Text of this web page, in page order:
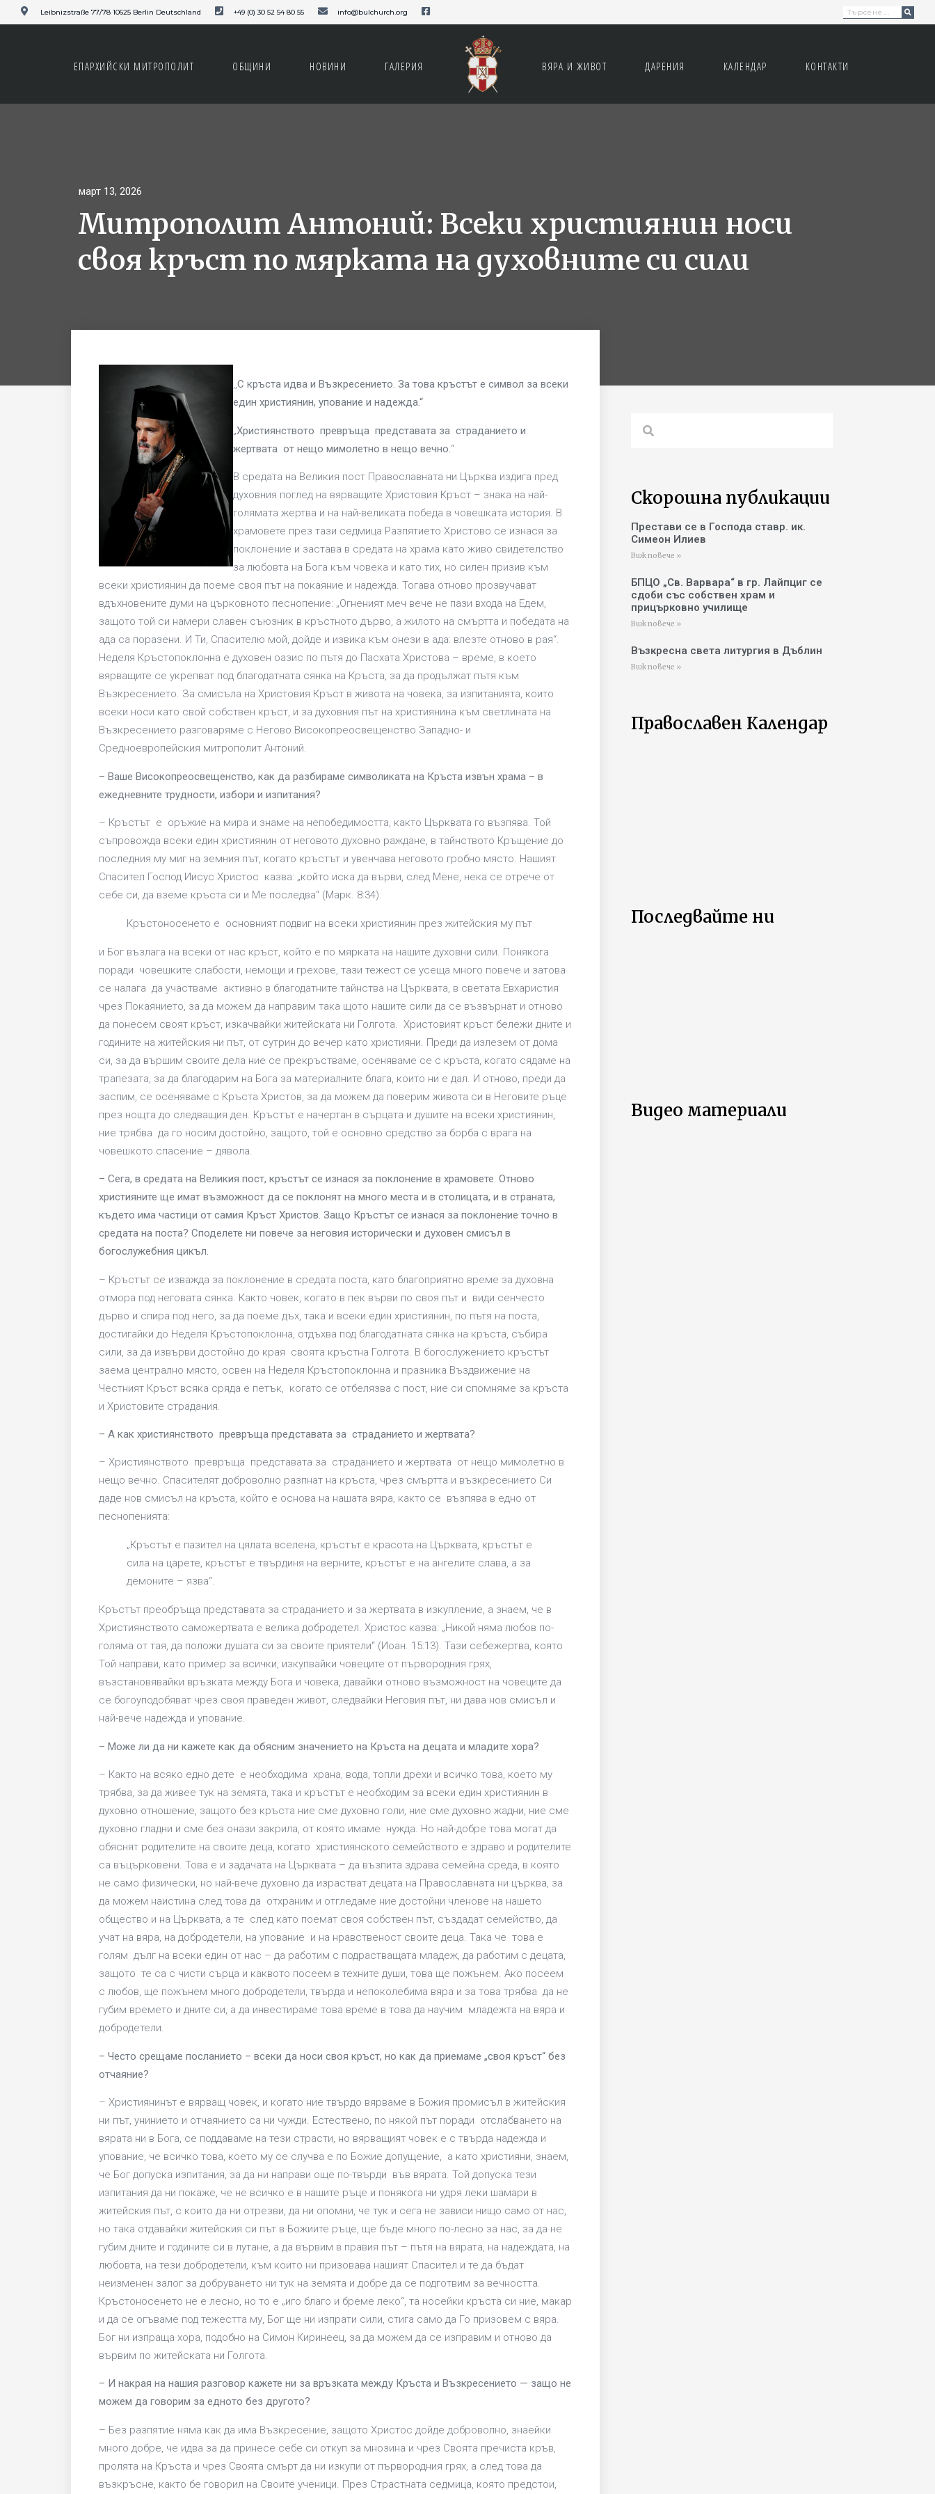
Leibnizstraße 77/78 10625 Berlin Deutschland +49 (0) 30 52 54 80 55 info@bulchurch.org
ЕПАРХИЙСКИ МИТРОПОЛИТ ОБЩИНИ НОВИНИ ГАЛЕРИЯ ВЯРА И ЖИВОТ ДАРEНИЯ КАЛЕНДАР КОНТАКТИ
март 13, 2026
Митрополит Антоний: Всеки християнин носи
своя кръст по мярката на духовните си сили
,,С кръста идва и Възкресението. За това кръстът е символ за всеки
един християнин, упование и надежда.“
„Християнството превръща представата за страданието и
жертвата от нещо мимолетно в нещо вечно.“
В средата на Великия пост Православната ни Църква издига пред
духовния поглед на вярващите Христовия Кръст – знака на най-
голямата жертва и на най-великата победа в човешката история. В
храмовете през тази седмица Разпятието Христово се изнася за
поклонение и застава в средата на храма като живо свидетелство
за любовта на Бога към човека и като тих, но силен призив към
всеки християнин да поеме своя път на покаяние и надежда. Тогава отново прозвучават
вдъхновените думи на църковното песнопение: „Огненият меч вече не пази входа на Едем,
защото той си намери славен съюзник в кръстното дърво, а жилото на смъртта и победата на
ада са поразени. И Ти, Спасителю мой, дойде и извика към онези в ада: влезте отново в рая“.
Неделя Кръстопоклонна е духовен оазис по пътя до Пасхата Христова – време, в което
вярващите се укрепват под благодатната сянка на Кръста, за да продължат пътя към
Възкресението. За смисъла на Христовия Кръст в живота на човека, за изпитанията, които
всеки носи като свой собствен кръст, и за духовния път на християнина към светлината на
Възкресението разговаряме с Негово Високопреосвещенство Западно- и
Средноевропейския митрополит Антоний.
– Ваше Високопреосвещенство, как да разбираме символиката на Кръста извън храма – в
ежедневните трудности, избори и изпитания?
– Кръстът е оръжие на мира и знаме на непобедимостта, както Църквата го възпява. Той
съпровожда всеки един християнин от неговото духовно раждане, в тайнството Кръщение до
последния му миг на земния път, когато кръстът и увенчава неговото гробно място. Нашият
Спасител Господ Иисус Христос казва: „който иска да върви, след Мене, нека се отрече от
себе си, да вземе кръста си и Ме последва“ (Марк. 8:34).
Кръстоносенето е основният подвиг на всеки християнин през житейския му път
и Бог възлага на всеки от нас кръст, който е по мярката на нашите духовни сили. Понякога
поради човешките слабости, немощи и грехове, тази тежест се усеща много повече и затова
се налага да участваме активно в благодатните тайнства на Църквата, в светата Евхаристия
чрез Покаянието, за да можем да направим така щото нашите сили да се възвърнат и отново
да понесем своят кръст, изкачвайки житейската ни Голгота. Христовият кръст бележи дните и
годините на житейския ни път, от сутрин до вечер като християни. Преди да излезем от дома
си, за да вършим своите дела ние се прекръстваме, осеняваме се с кръста, когато сядаме на
трапезата, за да благодарим на Бога за материалните блага, които ни е дал. И отново, преди да
заспим, се осеняваме с Кръста Христов, за да можем да поверим живота си в Неговите ръце
през нощта до следващия ден. Кръстът е начертан в сърцата и душите на всеки християнин,
ние трябва да го носим достойно, защото, той е основно средство за борба с врага на
човешкото спасение – дявола.
– Сега, в средата на Великия пост, кръстът се изнася за поклонение в храмовете. Отново
християните ще имат възможност да се поклонят на много места и в столицата, и в страната,
където има частици от самия Кръст Христов. Защо Кръстът се изнася за поклонение точно в
средата на поста? Споделете ни повече за неговия исторически и духовен смисъл в
богослужебния цикъл.
– Кръстът се изважда за поклонение в средата поста, като благоприятно време за духовна
отмора под неговата сянка. Както човек, когато в пек върви по своя път и види сенчесто
дърво и спира под него, за да поеме дъх, така и всеки един християнин, по пътя на поста,
достигайки до Неделя Кръстопоклонна, отдъхва под благодатната сянка на кръста, събира
сили, за да извърви достойно до края своята кръстна Голгота. В богослужението кръстът
заема централно място, освен на Неделя Кръстопоклонна и празника Въздвижение на
Честният Кръст всяка сряда е петък, когато се отбелязва с пост, ние си спомняме за кръста
и Христовите страдания.
– А как християнството превръща представата за страданието и жертвата?
– Християнството превръща представата за страданието и жертвата от нещо мимолетно в
нещо вечно. Спасителят доброволно разпнат на кръста, чрез смъртта и възкресението Си
даде нов смисъл на кръста, който е основа на нашата вяра, както се възпява в едно от
песнопенията:
„Кръстът е пазител на цялата вселена, кръстът е красота на Църквата, кръстът е
сила на царете, кръстът е твърдиня на верните, кръстът е на ангелите слава, а за
демоните – язва“.
Кръстът преобръща представата за страданието и за жертвата в изкупление, а знаем, че в
Християнството саможертвата е велика добродетел. Христос казва: „Никой няма любов по-
голяма от тая, да положи душата си за своите приятели“ (Иоан. 15:13). Тази себежертва, която
Той направи, като пример за всички, изкупвайки човеците от първородния грях,
възстановявайки връзката между Бога и човека, давайки отново възможност на човеците да
се богоуподобяват чрез своя праведен живот, следвайки Неговия път, ни дава нов смисъл и
най-вече надежда и упование.
– Може ли да ни кажете как да обясним значението на Кръста на децата и младите хора?
– Както на всяко едно дете е необходима храна, вода, топли дрехи и всичко това, което му
трябва, за да живее тук на земята, така и кръстът е необходим за всеки един християнин в
духовно отношение, защото без кръста ние сме духовно голи, ние сме духовно жадни, ние сме
духовно гладни и сме без онази закрила, от която имаме нужда. Но най-добре това могат да
обяснят родителите на своите деца, когато християнското семейството е здраво и родителите
са въцърковени. Това е и задачата на Църквата – да възпита здрава семейна среда, в която
не само физически, но най-вече духовно да израстват децата на Православната ни църква, за
да можем наистина след това да отхраним и отгледаме ние достойни членове на нашето
общество и на Църквата, а те след като поемат своя собствен път, създадат семейство, да
учат на вяра, на добродетели, на упование и на нравственост своите деца. Така че това е
голям дълг на всеки един от нас – да работим с подрастващата младеж, да работим с децата,
защото те са с чисти сърца и каквото посеем в техните души, това ще пожънем. Ако посеем
с любов, ще пожънем много добродетели, твърда и непоколебима вяра и за това трябва да не
губим времето и дните си, а да инвестираме това време в това да научим младежта на вяра и
добродетели.
– Често срещаме посланието – всеки да носи своя кръст, но как да приемаме „своя кръст“ без
отчаяние?
– Християнинът е вярващ човек, и когато ние твърдо вярваме в Божия промисъл в житейския
ни път, унинието и отчаянието са ни чужди. Естествено, по някой път поради отслабването на
вярата ни в Бога, се поддаваме на тези страсти, но вярващият човек е с твърда надежда и
упование, че всичко това, което му се случва е по Божие допущение, а като християни, знаем,
че Бог допуска изпитания, за да ни направи още по-твърди във вярата. Той допуска тези
изпитания да ни покаже, че не всичко е в нашите ръце и понякога ни удря леки шамари в
житейския път, с които да ни отрезви, да ни опомни, че тук и сега не зависи нищо само от нас,
но така отдавайки житейския си път в Божиите ръце, ще бъде много по-лесно за нас, за да не
губим дните и годините си в лутане, а да вървим в правия път – пътя на вярата, на надеждата, на
любовта, на тези добродетели, към които ни призовава нашият Спасител и те да бъдат
неизменен залог за добруването ни тук на земята и добре да се подготвим за вечността.
Кръстоносенето не е лесно, но то е „иго благо и бреме леко“, та носейки кръста си ние, макар
и да се огъваме под тежестта му, Бог ще ни изпрати сили, стига само да Го призовем с вяра.
Бог ни изпраща хора, подобно на Симон Киринеец, за да можем да се изправим и отново да
вървим по житейската ни Голгота.
– И накрая на нашия разговор кажете ни за връзката между Кръста и Възкресението — защо не
можем да говорим за едното без другото?
– Без разпятие няма как да има Възкресение, защото Христос дойде доброволно, знаейки
много добре, че идва за да принесе себе си откуп за мнозина и чрез Своята пречиста кръв,
пролята на Кръста и чрез Своята смърт да ни изкупи от първородния грях, а след това да
възкръсне, както бе говорил на Своите ученици. През Страстната седмица, която предстои,
Скорошна публикации
Престави се в Господа ставр. ик.
Симеон Илиев
Виж повече »
БПЦО „Св. Варвара“ в гр. Лайпциг се
сдоби със собствен храм и
прицърковно училище
Виж повече »
Възкресна света литургия в Дъблин
Виж повече »
Православен Календар
Последвайте ни
Видео материали